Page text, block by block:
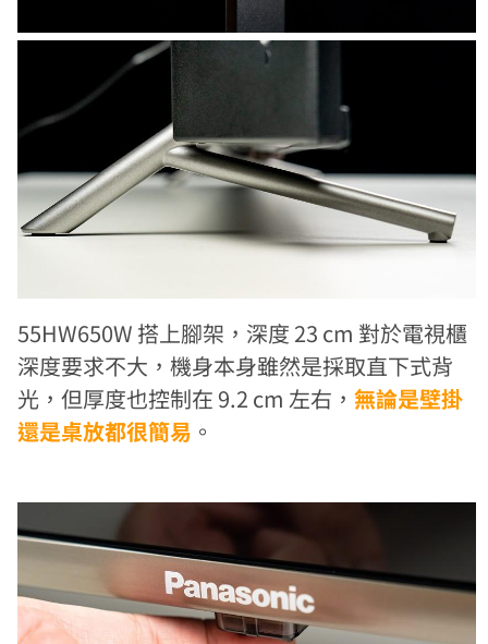
55HW650W 搭上腳架，深度 23 cm 對於電視櫃
深度要求不大，機身本身雖然是採取直下式背
光，但厚度也控制在 9.2 cm 左右，無論是壁掛
還是桌放都很簡易 。